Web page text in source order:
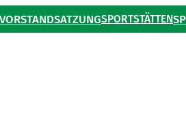
VORSTANDSATZUNGSPORTSTÄTTEN